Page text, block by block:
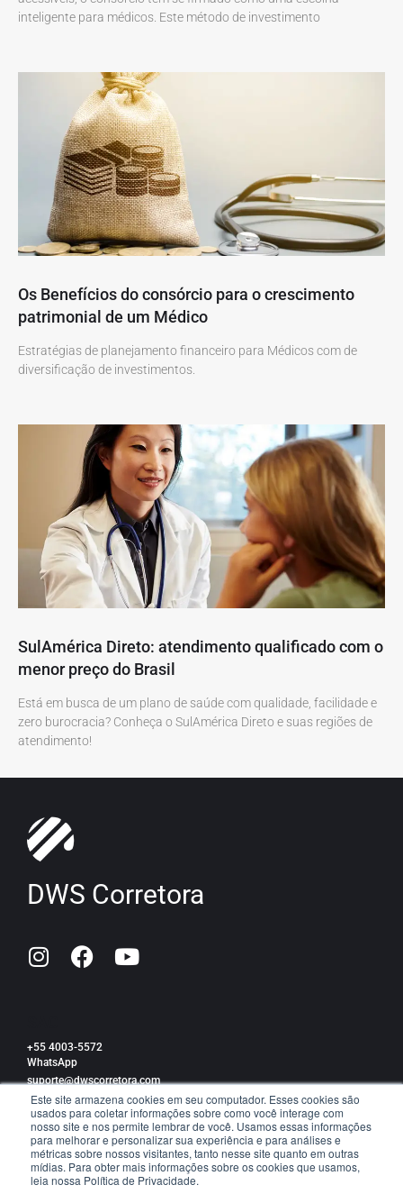
Este site armazena cookies em seu computador. Esses cookies são
usados para coletar informações sobre como você interage com
nosso site e nos permite lembrar de você. Usamos essas informações
para melhorar e personalizar sua experiência e para análises e
métricas sobre nossos visitantes, tanto nesse site quanto em outras
mídias. Para obter mais informações sobre os cookies que usamos,
leia nossa Política de Privacidade.
inteligente para médicos. Este método de investimento
Os Benefícios do consórcio para o crescimento
patrimonial de um Médico
Estratégias de planejamento financeiro para Médicos com de
diversificação de investimentos.
SulAmérica Direto: atendimento qualificado com o
menor preço do Brasil
Está em busca de um plano de saúde com qualidade, facilidade e
zero burocracia? Conheça o SulAmérica Direto e suas regiões de
atendimento!
DWS Corretora
+55 4003-5572
WhatsApp
suporte@dwscorretora.com
Política de privacidade
TRABALHE CONOSCO